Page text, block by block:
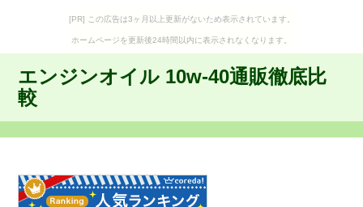
[PR] この広告は3ヶ月以上更新がないため表示されています。
ホームページを更新後24時間以内に表示されなくなります。
エンジンオイル 10w-40通販徹底比
較